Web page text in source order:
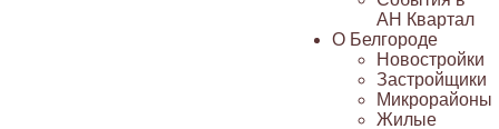
АН Квартал
О Белгороде
Новостройки
Застройщики
Микрорайоны
Жилые